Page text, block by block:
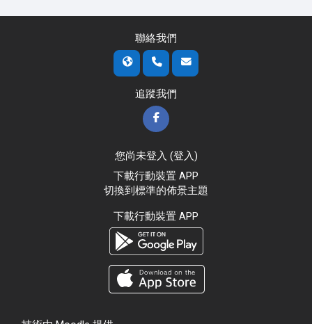
聯絡我們
追蹤我們
您尚未登入 (登入)
下載行動裝置 APP
切換到標準的佈景主題
下載行動裝置 APP